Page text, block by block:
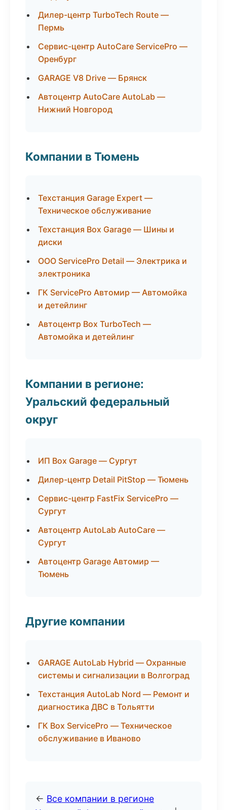
Дилер-центр TurboTech Route —
Пермь
Сервис-центр AutoCare ServicePro —
Оренбург
GARAGE V8 Drive — Брянск
Автоцентр AutoCare AutoLab —
Нижний Новгород
Компании в Тюмень
Техстанция Garage Expert —
Техническое обслуживание
Техстанция Box Garage — Шины и
диски
ООО ServicePro Detail — Электрика и
электроника
ГК ServicePro Автомир — Автомойка
и детейлинг
Автоцентр Box TurboTech —
Автомойка и детейлинг
Компании в регионе:
Уральский федеральный
округ
ИП Box Garage — Сургут
Дилер-центр Detail PitStop — Тюмень
Сервис-центр FastFix ServicePro —
Сургут
Автоцентр AutoLab AutoCare —
Сургут
Автоцентр Garage Автомир —
Тюмень
Другие компании
GARAGE AutoLab Hybrid — Охранные
системы и сигнализации в Волгоград
Техстанция AutoLab Nord — Ремонт и
диагностика ДВС в Тольятти
ГК Box ServicePro — Техническое
обслуживание в Иваново
← Все компании в регионе